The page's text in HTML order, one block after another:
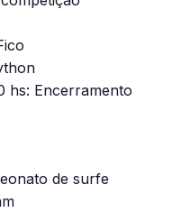
hs: Encerramento
de surfe